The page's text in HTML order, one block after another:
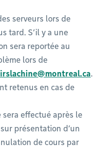
serveurs lors de
tard. S’il y a une
sera reportée au
lors de
.
retenus en cas de
effectué après le
présentation d’un
de cours par